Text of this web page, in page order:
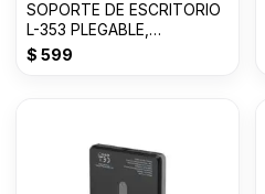
SOPORTE DE ESCRITORIO
L-353 PLEGABLE,
GIRATORIO
$ 599